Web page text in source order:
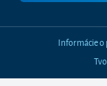
Informácie o